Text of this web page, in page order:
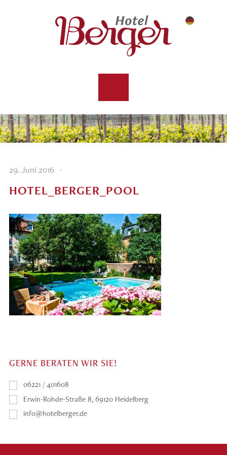
29. Juni 2016 ·
HOTEL_BERGER_POOL
GERNE BERATEN WIR SIE!
06221 / 401608
Erwin-Rohde-Straße 8, 69120 Heidelberg
info@hotelberger.de